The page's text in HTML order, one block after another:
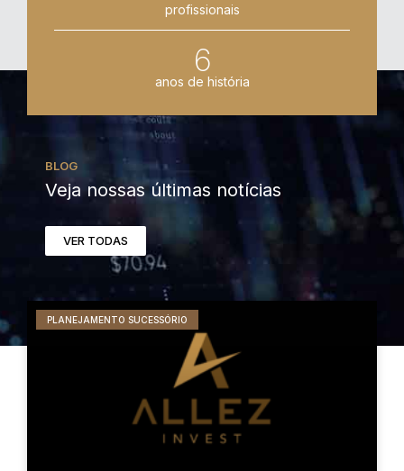
profissionais
6
anos de história
BLOG
Veja nossas últimas notícias
VER TODAS
PLANEJAMENTO SUCESSÓRIO